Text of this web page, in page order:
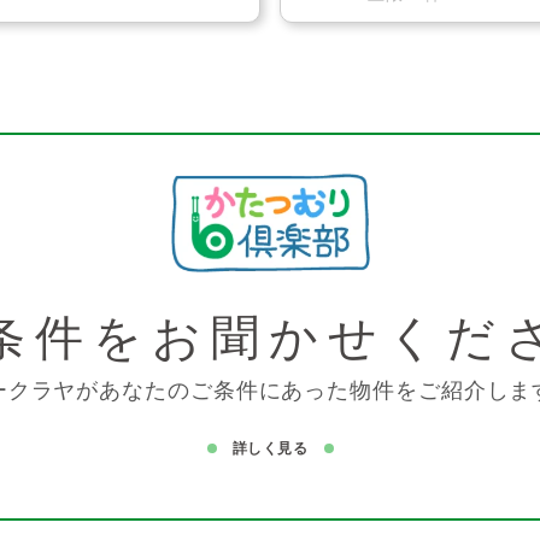
件を お聞かせくだ
クラヤがあなたのご条件にあった物件をご紹介しま
詳しく見る